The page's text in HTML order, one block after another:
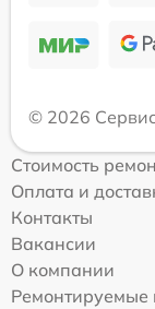
© 2026
Стоимость
Оплата и
Контакты
Вакансии
О компании
Ремонтируемые